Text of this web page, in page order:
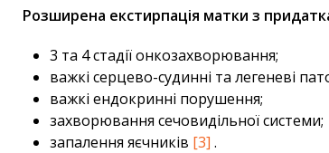
Розширена екстирпація матки з
3 та 4 стадії онкозахворювання;
важкі серцево-судинні та легеневі
важкі ендокринні порушення;
захворювання сечовидільної системи;
запалення яєчників [3] .